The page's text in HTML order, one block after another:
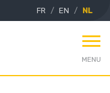
FR EN NL
MENU